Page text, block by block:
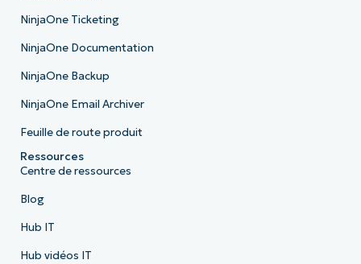
NinjaOne Ticketing
NinjaOne Documentation
NinjaOne Backup
NinjaOne Email Archiver
Feuille de route produit
Ressources
Centre de ressources
Blog
Hub IT
Hub vidéos IT